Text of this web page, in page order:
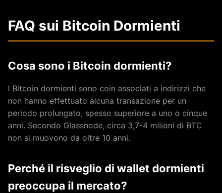
FAQ sui Bitcoin Dormienti
Cosa sono i Bitcoin dormienti?
I Bitcoin dormienti sono coin associati a indirizzi che
non hanno effettuato alcuna transazione per un
periodo prolungato, spesso superiore a uno o cinque
anni. Secondo Glassnode, circa 3,7-4 milioni di BTC
non si muovono da oltre 10 anni.
Perché il risveglio di wallet dormienti
preoccupa il mercato?